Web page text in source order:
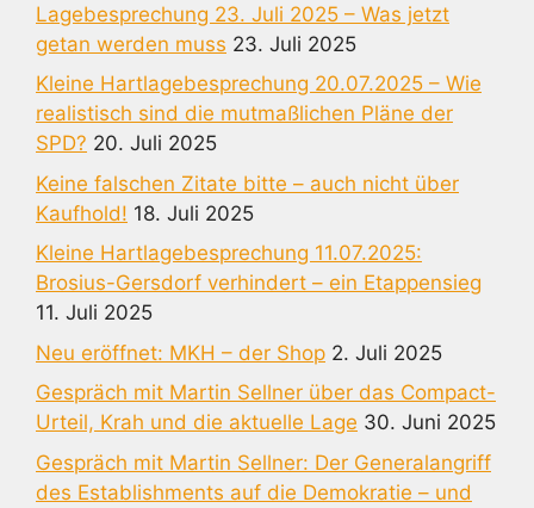
Lagebesprechung 23. Juli 2025 – Was jetzt
getan werden muss 23. Juli 2025
Kleine Hartlagebesprechung 20.07.2025 – Wie
realistisch sind die mutmaßlichen Pläne der
SPD? 20. Juli 2025
Keine falschen Zitate bitte – auch nicht über
Kaufhold! 18. Juli 2025
Kleine Hartlagebesprechung 11.07.2025:
Brosius-Gersdorf verhindert – ein Etappensieg
11. Juli 2025
Neu eröffnet: MKH – der Shop 2. Juli 2025
Gespräch mit Martin Sellner über das Compact-
Urteil, Krah und die aktuelle Lage 30. Juni 2025
Gespräch mit Martin Sellner: Der Generalangriff
des Establishments auf die Demokratie – und